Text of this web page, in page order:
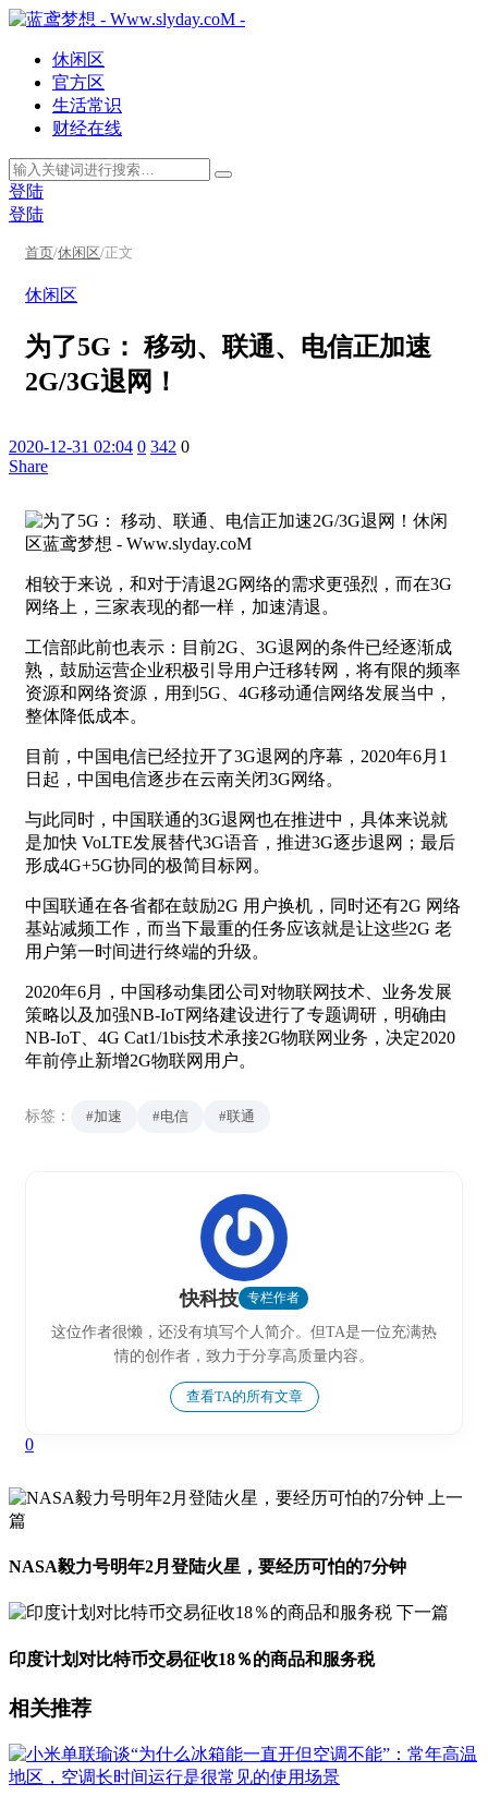
休闲区
官方区
生活常识
财经在线
登陆
登陆
首页/休闲区/正文
休闲区
为了5G： 移动、联通、电信正加速
2G/3G退网！
2020-12-31 02:04 0 342 0
Share
相较于来说，和对于清退2G网络的需求更强烈，而在3G
网络上，三家表现的都一样，加速清退。
工信部此前也表示：目前2G、3G退网的条件已经逐渐成
熟，鼓励运营企业积极引导用户迁移转网，将有限的频率
资源和网络资源，用到5G、4G移动通信网络发展当中，
整体降低成本。
目前，中国电信已经拉开了3G退网的序幕，2020年6月1
日起，中国电信逐步在云南关闭3G网络。
与此同时，中国联通的3G退网也在推进中，具体来说就
是加快 VoLTE发展替代3G语音，推进3G逐步退网；最后
形成4G+5G协同的极简目标网。
中国联通在各省都在鼓励2G 用户换机，同时还有2G 网络
基站减频工作，而当下最重的任务应该就是让这些2G 老
用户第一时间进行终端的升级。
2020年6月，中国移动集团公司对物联网技术、业务发展
策略以及加强NB-IoT网络建设进行了专题调研，明确由
NB-IoT、4G Cat1/1bis技术承接2G物联网业务，决定2020
年前停止新增2G物联网用户。
标签： #加速 #电信 #联通
快科技 专栏作者
这位作者很懒，还没有填写个人简介。但TA是一位充满热
情的创作者，致力于分享高质量内容。
查看TA的所有文章
0
上一
篇
NASA毅力号明年2月登陆火星，要经历可怕的7分钟
下一篇
印度计划对比特币交易征收18％的商品和服务税
相关推荐